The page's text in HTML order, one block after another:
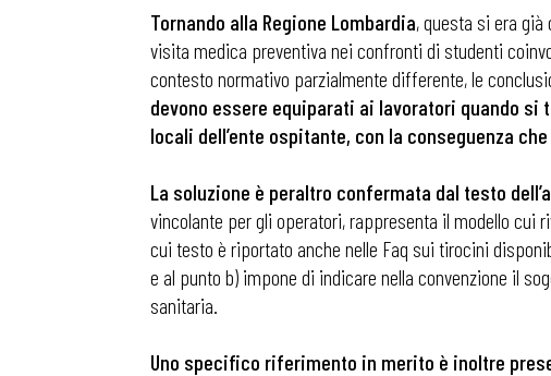
Bollettini ADAPT
Articoli
Osservatori
Eventi
Chi Siamo
Tornando alla Regione Lombardia, questa si era già
visita medica preventiva nei confronti di studenti
contesto normativo parzialmente differente, le
devono essere equiparati ai lavoratori quando si
locali dell’ente ospitante, con la conseguenza
La soluzione è peraltro confermata dal testo
vincolante per gli operatori, rappresenta il modello cui
cui testo è riportato anche nelle Faq sui tirocini
e al punto b) impone di indicare nella convenzione il
sanitaria.
Uno specifico riferimento in merito è inoltre